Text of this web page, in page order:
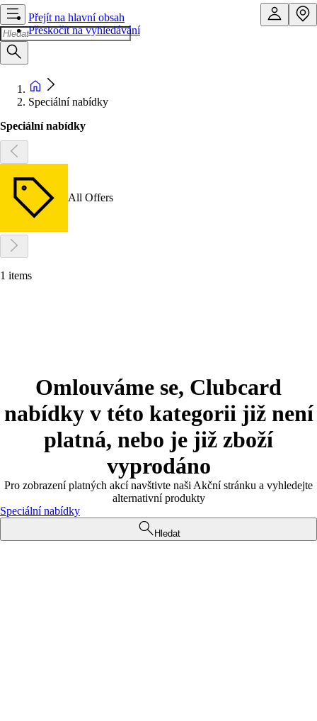
Přejít na hlavní obsah
Přeskočit na vyhledávání
Speciální nabídky
Speciální nabídky
All Offers
1 items
Omlouváme se, Clubcard
nabídky v této kategorii již není
platná, nebo je již zboží
vyprodáno
Pro zobrazení platných akcí navštivte naši Akční stránku a vyhledejte
alternativní produkty
Speciální nabídky
Hledat